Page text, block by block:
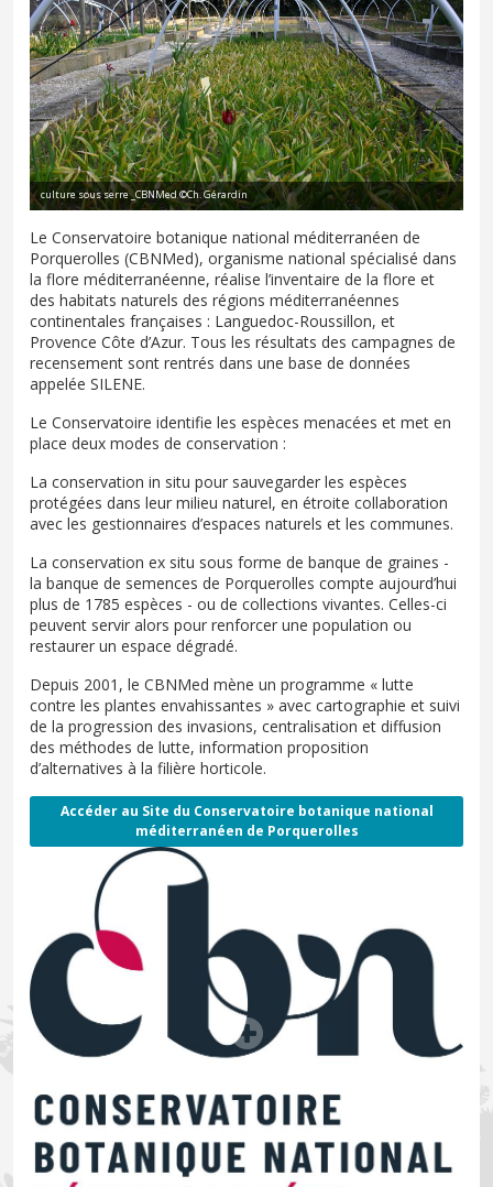
culture sous serre _CBNMed ©Ch. Gérardin
Le Conservatoire botanique national méditerranéen de
Porquerolles (CBNMed), organisme national spécialisé dans
la flore méditerranéenne, réalise l’inventaire de la flore et
des habitats naturels des régions méditerranéennes
continentales françaises : Languedoc-Roussillon, et
Provence Côte d’Azur. Tous les résultats des campagnes de
recensement sont rentrés dans une base de données
appelée SILENE.
Le Conservatoire identifie les espèces menacées et met en
place deux modes de conservation :
La conservation in situ pour sauvegarder les espèces
protégées dans leur milieu naturel, en étroite collaboration
avec les gestionnaires d’espaces naturels et les communes.
La conservation ex situ sous forme de banque de graines -
la banque de semences de Porquerolles compte aujourd’hui
plus de 1785 espèces - ou de collections vivantes. Celles-ci
peuvent servir alors pour renforcer une population ou
restaurer un espace dégradé.
Depuis 2001, le CBNMed mène un programme « lutte
contre les plantes envahissantes » avec cartographie et suivi
de la progression des invasions, centralisation et diffusion
des méthodes de lutte, information proposition
d’alternatives à la filière horticole.
Accéder au Site du Conservatoire botanique national
méditerranéen de Porquerolles